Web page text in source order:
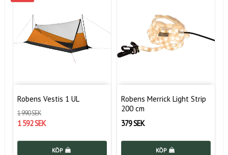
Robens Vestis 1 UL
1 990 SEK
1 592 SEK
KÖP
Robens Merrick Light Strip
200 cm
379 SEK
KÖP